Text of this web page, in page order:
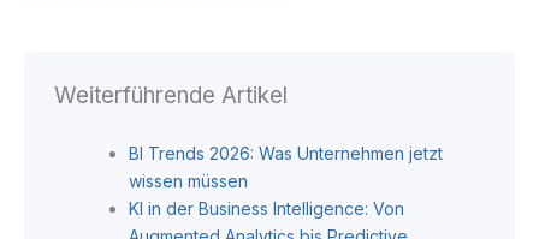
Weiterführende Artikel
BI Trends 2026: Was Unternehmen jetzt
wissen müssen
KI in der Business Intelligence: Von